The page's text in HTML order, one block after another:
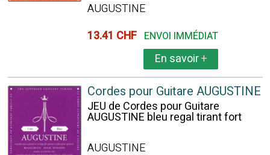
AUGUSTINE
13.41 CHF ENVOI IMMÉDIAT
En savoir+
Cordes pour Guitare AUGUSTINE
JEU de Cordes pour Guitare
AUGUSTINE bleu regal tirant fort
AUGUSTINE